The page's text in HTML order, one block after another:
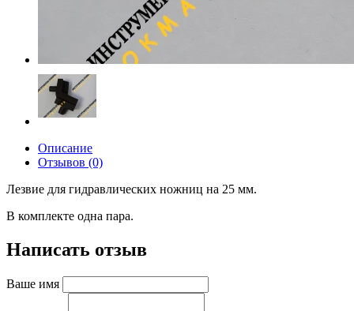
Описание
Отзывов (0)
Лезвие для гидравлических ножниц на 25 мм.
В комплекте одна пара.
Написать отзыв
Ваше имя